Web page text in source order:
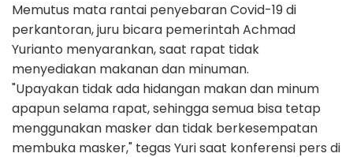
Memutus mata rantai penyebaran Covid-19 di
perkantoran, juru bicara pemerintah Achmad
Yurianto menyarankan, saat rapat tidak
menyediakan makanan dan minuman.
"Upayakan tidak ada hidangan makan dan minum
apapun selama rapat, sehingga semua bisa tetap
menggunakan masker dan tidak berkesempatan
membuka masker," tegas Yuri saat konferensi pers di